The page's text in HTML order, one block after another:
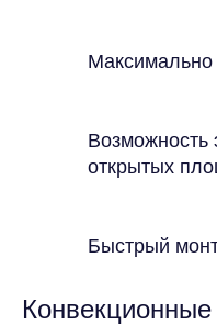
Максимально
открытых
Быстрый
Конвекционные